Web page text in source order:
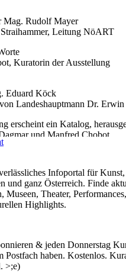
Mag. Rudolf Mayer
Leitung NöART
Kuratorin der Ausstellung
Eduard Köck
Landeshauptmann Dr.
erscheint ein Katalog,
und Manfred Chobot.
Johann Fischer, Franz
Gill, Ferdinand Hauer, Johann
Rudolf Horacek, Franz
Koller, Johann Korec, Rudolf
Schmidt, Josef Till, Oswald
an der Thaya eine
Infoportal für
und ganz Österreich. Finde
Museen, Theater,
Highlights.
& jeden Donnerstag
Postfach haben. Kostenlos.
>;e)